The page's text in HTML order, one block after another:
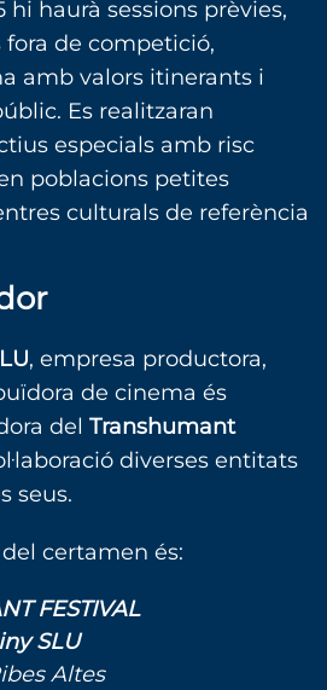
hi haurà sessions prèvies,
fora de competició,
amb valors itinerants i
Es realitzaran
especials amb risc
poblacions petites
culturals de referència
, empresa productora,
de cinema és
del Transhumant
diverses entitats
seus.
certamen és:
FESTIVAL
SLU
Altes